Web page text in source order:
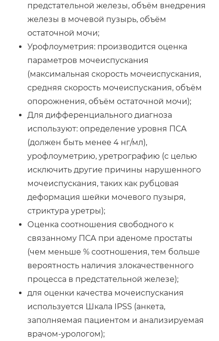
предстательной железы, объём внедрения
железы в мочевой пузырь, объём
остаточной мочи;
Урофлоуметрия: производится оценка
параметров мочеиспускания
(максимальная скорость мочеиспускания,
средняя скорость мочеиспускания, объём
опорожнения, объём остаточной мочи);
Для дифференциального диагноза
используют: определение уровня ПСА
(должен быть менее 4 нг/мл),
урофлоуметрию, уретрографию (с целью
исключить другие причины нарушенного
мочеиспускания, таких как рубцовая
деформация шейки мочевого пузыря,
стриктура уретры);
Оценка соотношения свободного к
связанному ПСА при аденоме простаты
(чем меньше % соотношения, тем больше
вероятность наличия злокачественного
процесса в предстательной железе);
для оценки качества мочеиспускания
используется Шкала IPSS (анкета,
заполняемая пациентом и анализируемая
врачом-урологом);